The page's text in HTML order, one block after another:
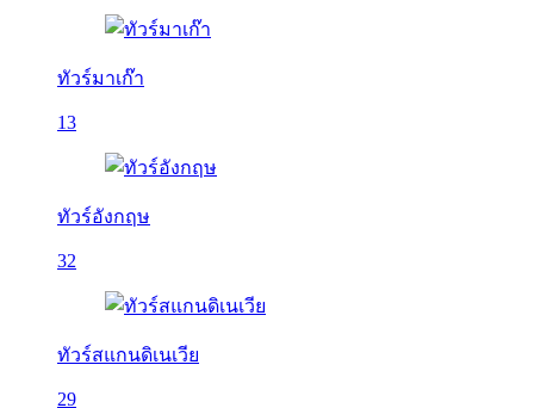
ทัวร์มาเก๊า
13
ทัวร์อังกฤษ
32
ทัวร์สแกนดิเนเวีย
29